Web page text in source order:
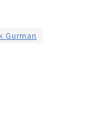
M7 的入門級